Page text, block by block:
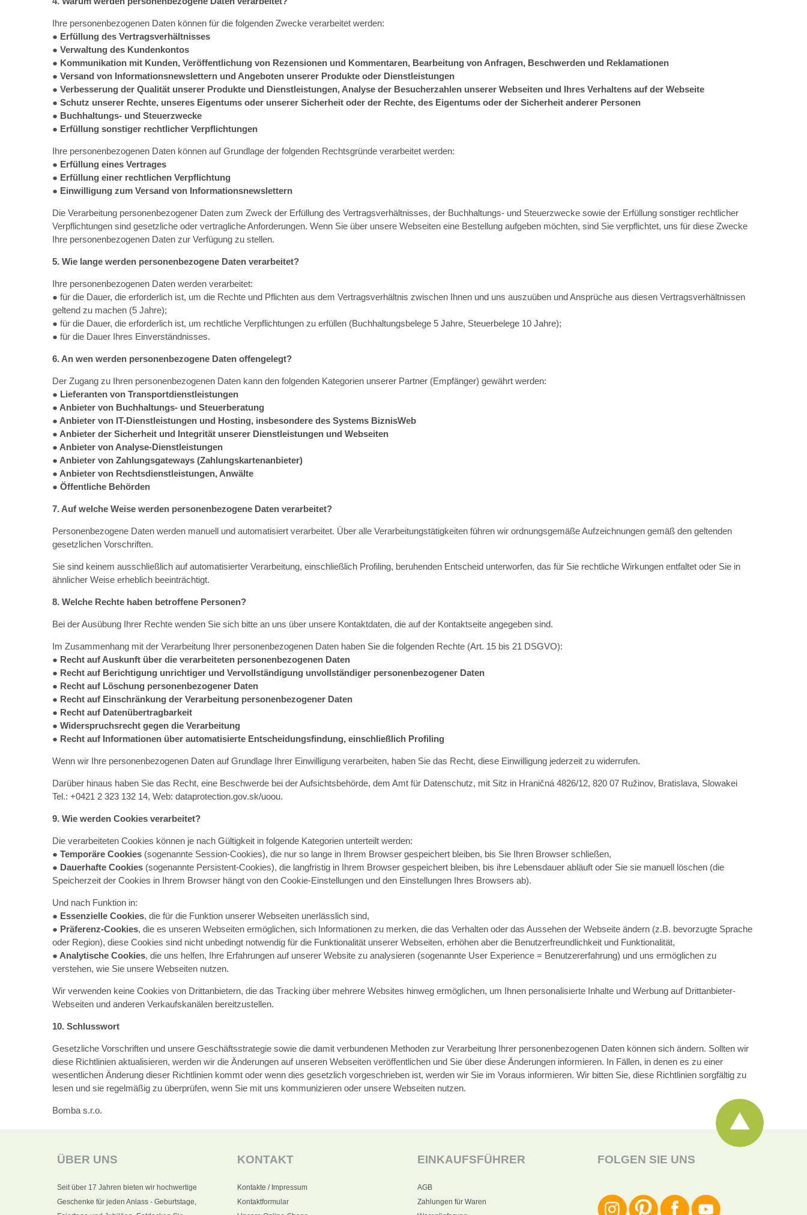
Ihre personenbezogenen Daten können für die folgenden Zwecke verarbeitet werden:
● Erfüllung des Vertragsverhältnisses
● Verwaltung des Kundenkontos
● Kommunikation mit Kunden, Veröffentlichung von Rezensionen und Kommentaren, Bearbeitung von Anfragen, Beschwerden und Reklamationen
● Versand von Informationsnewslettern und Angeboten unserer Produkte oder Dienstleistungen
● Verbesserung der Qualität unserer Produkte und Dienstleistungen, Analyse der Besucherzahlen unserer Webseiten und Ihres Verhaltens auf der Webseite
● Schutz unserer Rechte, unseres Eigentums oder unserer Sicherheit oder der Rechte, des Eigentums oder der Sicherheit anderer Personen
● Buchhaltungs- und Steuerzwecke
● Erfüllung sonstiger rechtlicher Verpflichtungen
Ihre personenbezogenen Daten können auf Grundlage der folgenden Rechtsgründe verarbeitet werden:
● Erfüllung eines Vertrages
● Erfüllung einer rechtlichen Verpflichtung
● Einwilligung zum Versand von Informationsnewslettern
Die Verarbeitung personenbezogener Daten zum Zweck der Erfüllung des Vertragsverhältnisses, der Buchhaltungs- und Steuerzwecke sowie der Erfüllung sonstiger rechtlicher
Verpflichtungen sind gesetzliche oder vertragliche Anforderungen. Wenn Sie über unsere Webseiten eine Bestellung aufgeben möchten, sind Sie verpflichtet, uns für diese Zwecke
Ihre personenbezogenen Daten zur Verfügung zu stellen.
5. Wie lange werden personenbezogene Daten verarbeitet?
Ihre personenbezogenen Daten werden verarbeitet:
● für die Dauer, die erforderlich ist, um die Rechte und Pflichten aus dem Vertragsverhältnis zwischen Ihnen und uns auszuüben und Ansprüche aus diesen Vertragsverhältnissen
geltend zu machen (5 Jahre);
● für die Dauer, die erforderlich ist, um rechtliche Verpflichtungen zu erfüllen (Buchhaltungsbelege 5 Jahre, Steuerbelege 10 Jahre);
● für die Dauer Ihres Einverständnisses.
6. An wen werden personenbezogene Daten offengelegt?
Der Zugang zu Ihren personenbezogenen Daten kann den folgenden Kategorien unserer Partner (Empfänger) gewährt werden:
● Lieferanten von Transportdienstleistungen
● Anbieter von Buchhaltungs- und Steuerberatung
● Anbieter von IT-Dienstleistungen und Hosting, insbesondere des Systems BiznisWeb
● Anbieter der Sicherheit und Integrität unserer Dienstleistungen und Webseiten
● Anbieter von Analyse-Dienstleistungen
● Anbieter von Zahlungsgateways (Zahlungskartenanbieter)
● Anbieter von Rechtsdienstleistungen, Anwälte
● Öffentliche Behörden
7. Auf welche Weise werden personenbezogene Daten verarbeitet?
Personenbezogene Daten werden manuell und automatisiert verarbeitet. Über alle Verarbeitungstätigkeiten führen wir ordnungsgemäße Aufzeichnungen gemäß den geltenden
gesetzlichen Vorschriften.
Sie sind keinem ausschließlich auf automatisierter Verarbeitung, einschließlich Profiling, beruhenden Entscheid unterworfen, das für Sie rechtliche Wirkungen entfaltet oder Sie in
ähnlicher Weise erheblich beeinträchtigt.
8. Welche Rechte haben betroffene Personen?
Bei der Ausübung Ihrer Rechte wenden Sie sich bitte an uns über unsere Kontaktdaten, die auf der Kontaktseite angegeben sind.
Im Zusammenhang mit der Verarbeitung Ihrer personenbezogenen Daten haben Sie die folgenden Rechte (Art. 15 bis 21 DSGVO):
● Recht auf Auskunft über die verarbeiteten personenbezogenen Daten
● Recht auf Berichtigung unrichtiger und Vervollständigung unvollständiger personenbezogener Daten
● Recht auf Löschung personenbezogener Daten
● Recht auf Einschränkung der Verarbeitung personenbezogener Daten
● Recht auf Datenübertragbarkeit
● Widerspruchsrecht gegen die Verarbeitung
● Recht auf Informationen über automatisierte Entscheidungsfindung, einschließlich Profiling
Wenn wir Ihre personenbezogenen Daten auf Grundlage Ihrer Einwilligung verarbeiten, haben Sie das Recht, diese Einwilligung jederzeit zu widerrufen.
Darüber hinaus haben Sie das Recht, eine Beschwerde bei der Aufsichtsbehörde, dem Amt für Datenschutz, mit Sitz in Hraničná 4826/12, 820 07 Ružinov, Bratislava, Slowakei
Tel.: +0421 2 323 132 14, Web: dataprotection.gov.sk/uoou.
9. Wie werden Cookies verarbeitet?
Die verarbeiteten Cookies können je nach Gültigkeit in folgende Kategorien unterteilt werden:
● Temporäre Cookies (sogenannte Session-Cookies), die nur so lange in Ihrem Browser gespeichert bleiben, bis Sie Ihren Browser schließen,
● Dauerhafte Cookies (sogenannte Persistent-Cookies), die langfristig in Ihrem Browser gespeichert bleiben, bis ihre Lebensdauer abläuft oder Sie sie manuell löschen (die
Speicherzeit der Cookies in Ihrem Browser hängt von den Cookie-Einstellungen und den Einstellungen Ihres Browsers ab).
Und nach Funktion in:
● Essenzielle Cookies, die für die Funktion unserer Webseiten unerlässlich sind,
● Präferenz-Cookies, die es unseren Webseiten ermöglichen, sich Informationen zu merken, die das Verhalten oder das Aussehen der Webseite ändern (z.B. bevorzugte Sprache
oder Region), diese Cookies sind nicht unbedingt notwendig für die Funktionalität unserer Webseiten, erhöhen aber die Benutzerfreundlichkeit und Funktionalität,
● Analytische Cookies, die uns helfen, Ihre Erfahrungen auf unserer Website zu analysieren (sogenannte User Experience = Benutzererfahrung) und uns ermöglichen zu
verstehen, wie Sie unsere Webseiten nutzen.
Wir verwenden keine Cookies von Drittanbietern, die das Tracking über mehrere Websites hinweg ermöglichen, um Ihnen personalisierte Inhalte und Werbung auf Drittanbieter-
Webseiten und anderen Verkaufskanälen bereitzustellen.
10. Schlusswort
Gesetzliche Vorschriften und unsere Geschäftsstrategie sowie die damit verbundenen Methoden zur Verarbeitung Ihrer personenbezogenen Daten können sich ändern. Sollten wir
diese Richtlinien aktualisieren, werden wir die Änderungen auf unseren Webseiten veröffentlichen und Sie über diese Änderungen informieren. In Fällen, in denen es zu einer
wesentlichen Änderung dieser Richtlinien kommt oder wenn dies gesetzlich vorgeschrieben ist, werden wir Sie im Voraus informieren. Wir bitten Sie, diese Richtlinien sorgfältig zu
lesen und sie regelmäßig zu überprüfen, wenn Sie mit uns kommunizieren oder unsere Webseiten nutzen.
Bomba s.r.o.
ÜBER UNS
Seit über 17 Jahren bieten wir hochwertige
Geschenke für jeden Anlass - Geburtstage,
KONTAKT
Kontakte / Impressum
Kontaktformular
EINKAUFSFÜHRER
AGB
Zahlungen für Waren
FOLGEN SIE UNS